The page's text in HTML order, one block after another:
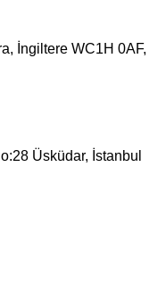
İngiltere WC1H 0AF,
Üsküdar, İstanbul